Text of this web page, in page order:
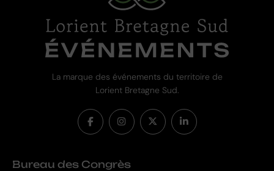
La marque des événements du territoire de
Lorient Bretagne Sud.
Bureau des Congrès